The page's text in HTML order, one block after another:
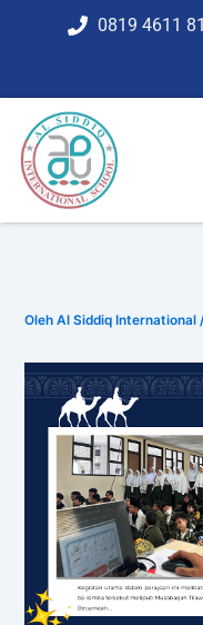
0819 4611
OlehAl Siddiq International